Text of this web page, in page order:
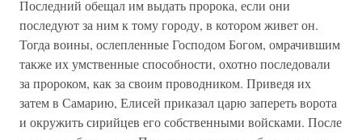
Последний обещал им выдать пророка, если они
последуют за ним к тому городу, в котором живет он.
Тогда воины, ослепленные Господом Богом, омрачившим
также их умственные способности, охотно последовали
за пророком, как за своим проводником. Приведя их
затем в Самарию, Елисей приказал царю запереть ворота
и окружить сирийцев его собственными войсками. После